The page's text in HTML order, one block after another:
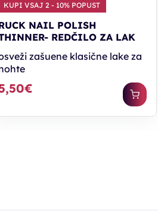
KUPI VSAJ 2 - 10% POPUST
NAIL POLISH
REDČILO ZA LAK
zašuene klasične lake za